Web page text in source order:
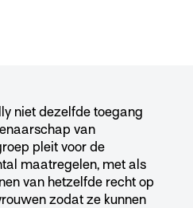
niet dezelfde toegang
van
pleit voor de
maatregelen, met als
van hetzelfde recht op
zodat ze kunnen